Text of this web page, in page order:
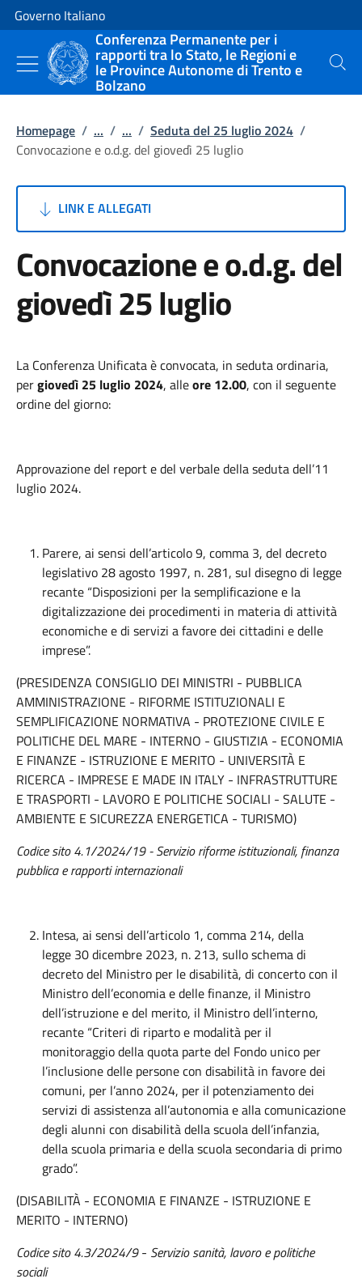
Vai al contenuto
Vai alla navigazione del sito
Governo Italiano
Conferenza Permanente per i
rapporti tra lo Stato, le Regioni e
le Province Autonome di Trento e
Bolzano
Cerca
Homepage / ... / ... / Seduta del 25 luglio 2024 /
Convocazione e o.d.g. del giovedì 25 luglio
LINK E ALLEGATI
Convocazione e o.d.g. del
giovedì 25 luglio
La Conferenza Unificata è convocata, in seduta ordinaria,
pergiovedì 25 luglio 2024, alleore 12.00, con il seguente
ordine del giorno:
Approvazione del report e del verbale della seduta dell’11
luglio 2024.
Parere, ai sensi dell’articolo 9, comma 3, del decreto
legislativo 28 agosto 1997, n. 281, sul disegno di legge
recante “Disposizioni per la semplificazione e la
digitalizzazione dei procedimenti in materia di attività
economiche e di servizi a favore dei cittadini e delle
imprese”.
(PRESIDENZA CONSIGLIO DEI MINISTRI - PUBBLICA
AMMINISTRAZIONE - RIFORME ISTITUZIONALI E
SEMPLIFICAZIONE NORMATIVA - PROTEZIONE CIVILE E
POLITICHE DEL MARE - INTERNO - GIUSTIZIA - ECONOMIA
E FINANZE - ISTRUZIONE E MERITO - UNIVERSITÀ E
RICERCA - IMPRESE E MADE IN ITALY - INFRASTRUTTURE
E TRASPORTI - LAVORO E POLITICHE SOCIALI - SALUTE -
AMBIENTE E SICUREZZA ENERGETICA - TURISMO)
Codice sito 4.1/2024/19 - Servizio riforme istituzionali, finanza
pubblica e rapporti internazionali
Intesa, ai sensi dell’articolo 1, comma 214, della
legge 30 dicembre 2023, n. 213, sullo schema di
decreto del Ministro per le disabilità, di concerto con il
Ministro dell’economia e delle finanze, il Ministro
dell’istruzione e del merito, il Ministro dell’interno,
recante “Criteri di riparto e modalità per il
monitoraggio della quota parte del Fondo unico per
l’inclusione delle persone con disabilità in favore dei
comuni, per l’anno 2024, per il potenziamento dei
servizi di assistenza all’autonomia e alla comunicazione
degli alunni con disabilità della scuola dell’infanzia,
della scuola primaria e della scuola secondaria di primo
grado”.
(DISABILITÀ - ECONOMIA E FINANZE - ISTRUZIONE E
MERITO - INTERNO)
Codice sito 4.3/2024/9- Servizio sanità, lavoro e politiche
sociali